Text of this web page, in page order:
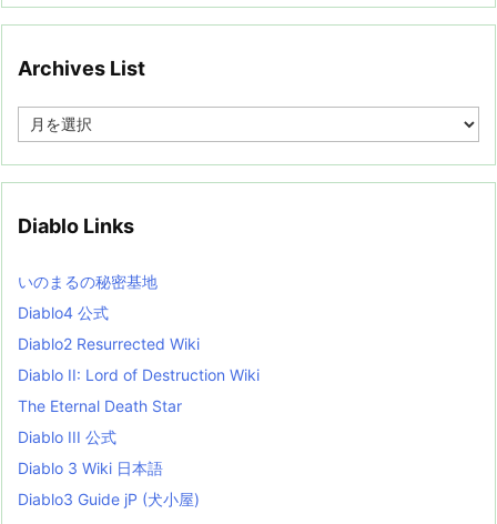
Archives List
e
i
s
t
Diablo Links
いのまるの秘密基地
Diablo4 公式
Diablo2 Resurrected Wiki
Diablo II: Lord of Destruction Wiki
The Eternal Death Star
Diablo III 公式
Diablo 3 Wiki 日本語
Diablo3 Guide jP (犬小屋)